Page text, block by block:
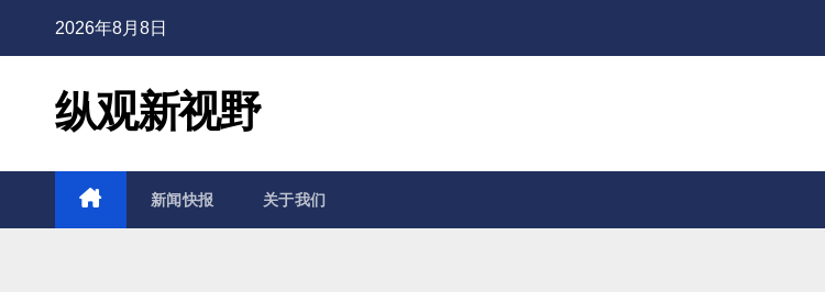
2026年8月8日
纵观新视野
新闻快报 关于我们